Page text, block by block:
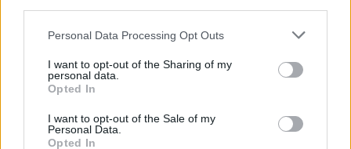
Personal Data Processing Opt Outs
I want to opt-out of the Sharing of my
personal data.
Opted In
I want to opt-out of the Sale of my
Personal Data.
Opted In
Μετά το περιστατικό της
συμβάν καταγράφηκε κατά την
πρόσδεση του πλοίου στο λιμάνι
του Ηρακλείου
ΑΤΖΕΝΤΑ
ζωντανεύει δίπλα στη θάλασσα
Θεατρικό δρώμενο αφιερωμένο